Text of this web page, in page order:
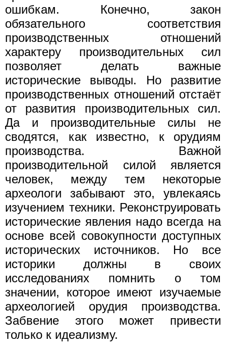
ошибкам. Конечно, закон
обязательного соответствия
производственных отношений
характеру производительных сил
позволяет делать важные
исторические выводы. Но развитие
производственных отношений отстаёт
от развития производительных сил.
Да и производительные силы не
сводятся, как известно, к орудиям
производства. Важной
производительной силой является
человек, между тем некоторые
археологи забывают это, увлекаясь
изучением техники. Реконструировать
исторические явления надо всегда на
основе всей совокупности доступных
исторических источников. Но все
историки должны в своих
исследованиях помнить о том
значении, которое имеют изучаемые
археологией орудия производства.
Забвение этого может привести
только к идеализму.